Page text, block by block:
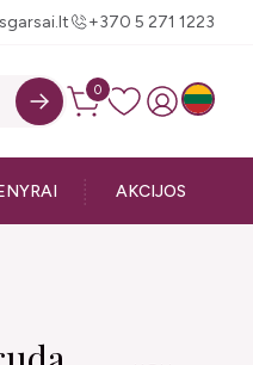
+370 5 271 1223
0
AKCIJOS